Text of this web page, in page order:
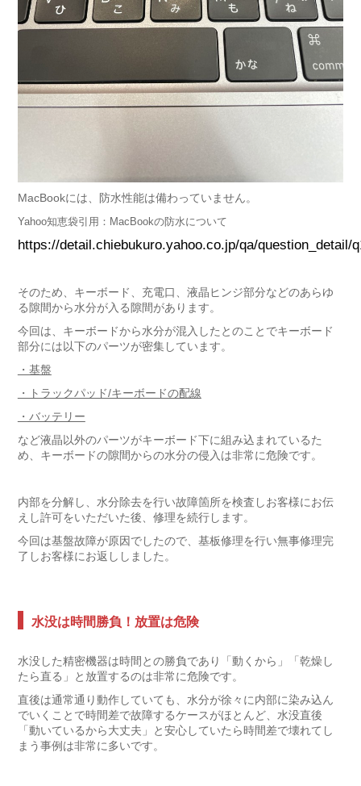
MacBookには、防水性能は備わっていません。
Yahoo知恵袋引用：MacBookの防水について
https://detail.chiebukuro.yahoo.co.jp/qa/question_detail/
そのため、キーボード、充電口、液晶ヒンジ部分などのあらゆ
る隙間から水分が入る隙間があります。
今回は、キーボードから水分が混入したとのことでキーボード
部分には以下のパーツが密集しています。
・基盤
・トラックパッド/キーボードの配線
・バッテリー
など液晶以外のパーツがキーボード下に組み込まれているた
め、キーボードの隙間からの水分の侵入は非常に危険です。
内部を分解し、水分除去を行い故障箇所を検査しお客様にお伝
えし許可をいただいた後、修理を続行します。
今回は基盤故障が原因でしたので、基板修理を行い無事修理完
了しお客様にお返ししました。
水没は時間勝負！放置は危険
水没した精密機器は時間との勝負であり「動くから」「乾燥し
たら直る」と放置するのは非常に危険です。
直後は通常通り動作していても、水分が徐々に内部に染み込ん
でいくことで時間差で故障するケースがほとんど、水没直後
「動いているから大丈夫」と安心していたら時間差で壊れてし
まう事例は非常に多いです。